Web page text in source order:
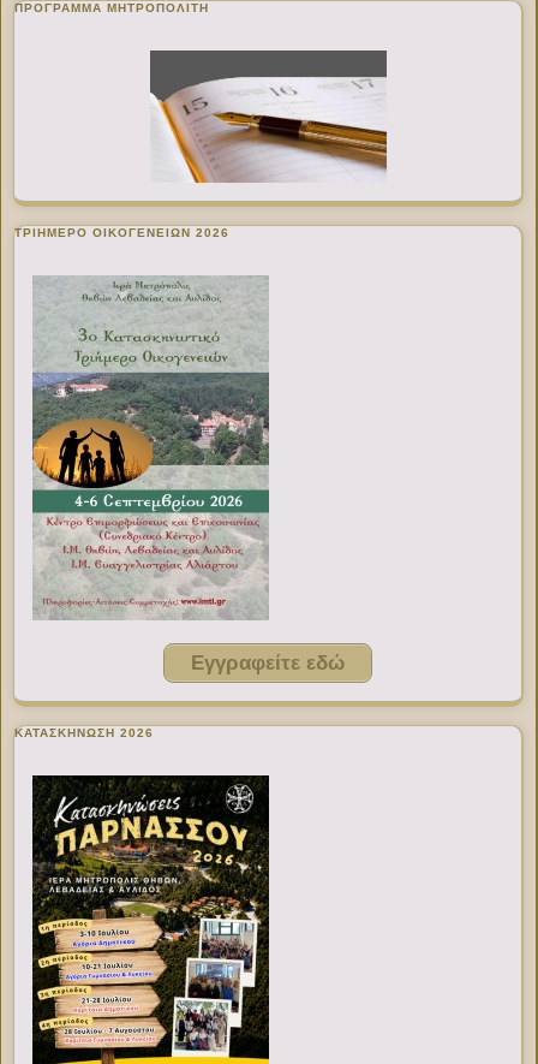
ΠΡΌΓΡΑΜΜΑ ΜΗΤΡΟΠΟΛΊΤΗ
ΤΡΙΗΜΕΡΟ ΟΙΚΟΓΕΝΕΙΩΝ 2026
Εγγραφείτε εδώ
ΚΑΤΑΣΚΗΝΩΣΗ 2026